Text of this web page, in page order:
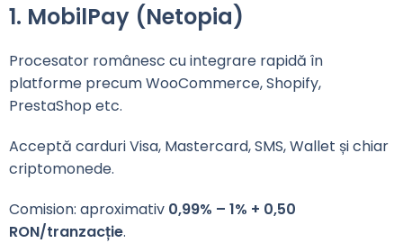
1. MobilPay (Netopia)
Procesator românesc cu integrare rapidă în
platforme precum WooCommerce, Shopify,
PrestaShop etc.
Acceptă carduri Visa, Mastercard, SMS, Wallet și chiar
criptomonede.
Comision: aproximativ 0,99% – 1% + 0,50
RON/tranzacție.